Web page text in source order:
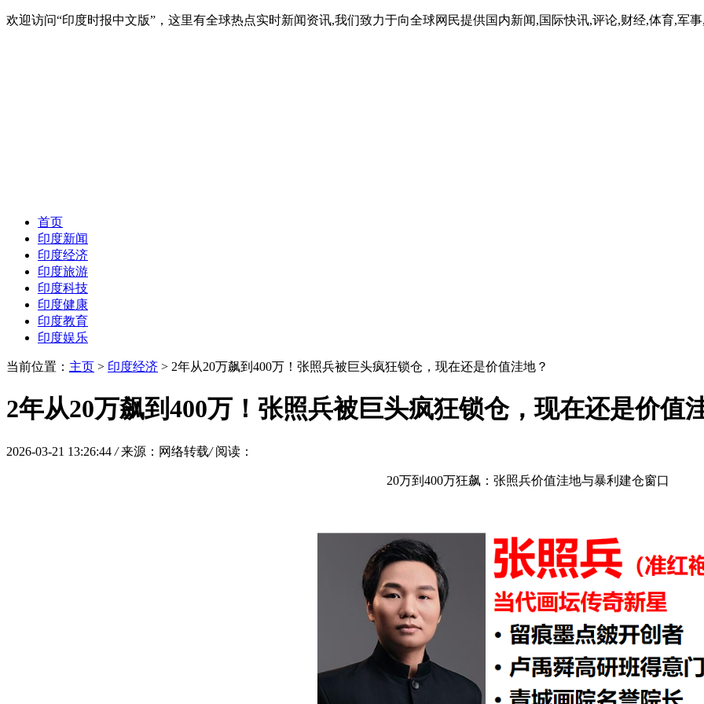
欢迎访问“印度时报中文版”，这里有全球热点实时新闻资讯,我们致力于向全球网民提供国内新闻,国际快讯,评论,财经,体育,军
首页
印度新闻
印度经济
印度旅游
印度科技
印度健康
印度教育
印度娱乐
当前位置： 主页 > 印度经济 > 2年从20万飙到400万！张照兵被巨头疯狂锁仓，现在还是价值洼地？
2年从20万飙到400万！张照兵被巨头疯狂锁仓，现在还是价值
2026-03-21 13:26:44 / 来源：网络转载/ 阅读：
20万到400万狂飙：张照兵价值洼地与暴利建仓窗口